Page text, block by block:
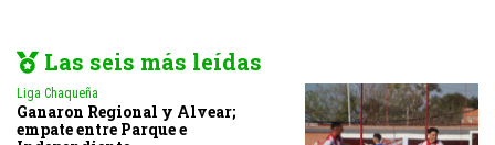
Las seis más leídas
Liga Chaqueña
Ganaron Regional y Alvear;
empate entre Parque e